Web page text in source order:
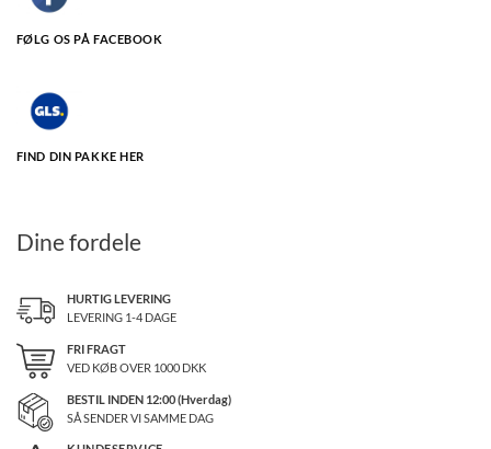
FØLG OS PÅ FACEBOOK
FIND DIN PAKKE HER
Dine fordele
HURTIG LEVERING
LEVERING 1-4 DAGE
FRI FRAGT
VED KØB OVER 1000DKK
BESTIL INDEN 12:00 (Hverdag)
SÅ SENDER VI SAMME DAG